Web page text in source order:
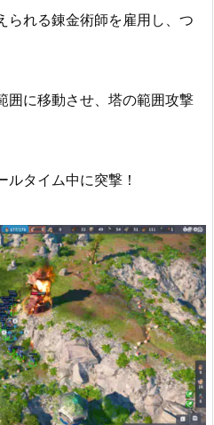
られる錬金術師を雇用し、つ
囲に移動させ、塔の範囲攻撃
タイム中に突撃！